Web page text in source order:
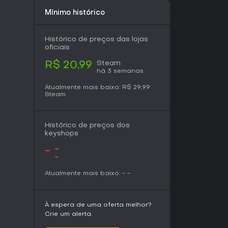
para fãs de RPGs táticos que curtem criar
alguns apontem bugs remanescentes mesmo
muitos problemas.
a narrativas longas, o jogo
sistema de combate e progressão. Patches
de ação em arenas por turnos. Para
Mínimo histórico
Histórico de preços das lojas
oficiais
R$ 20,99 Steam
há 3 semanas
Atualmente mais baixo: R$ 29,99
Steam
Histórico de preços dos
keyshops
- -
-
Atualmente mais baixo: - -
À espera de uma oferta melhor?
Crie um alerta.